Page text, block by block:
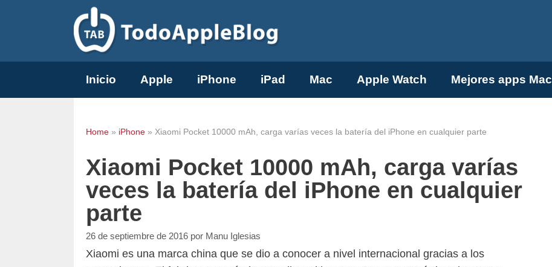
Inicio Apple iPhone iPad Mac Apple Watch Mejores apps Mac
Home » iPhone » Xiaomi Pocket 10000 mAh, carga varías veces la batería del iPhone en cualquier parte
Xiaomi Pocket 10000 mAh, carga varías
veces la batería del iPhone en cualquier
parte
26 de septiembre de 2016 por Manu Iglesias
Xiaomi es una marca china que se dio a conocer a nivel internacional gracias a los